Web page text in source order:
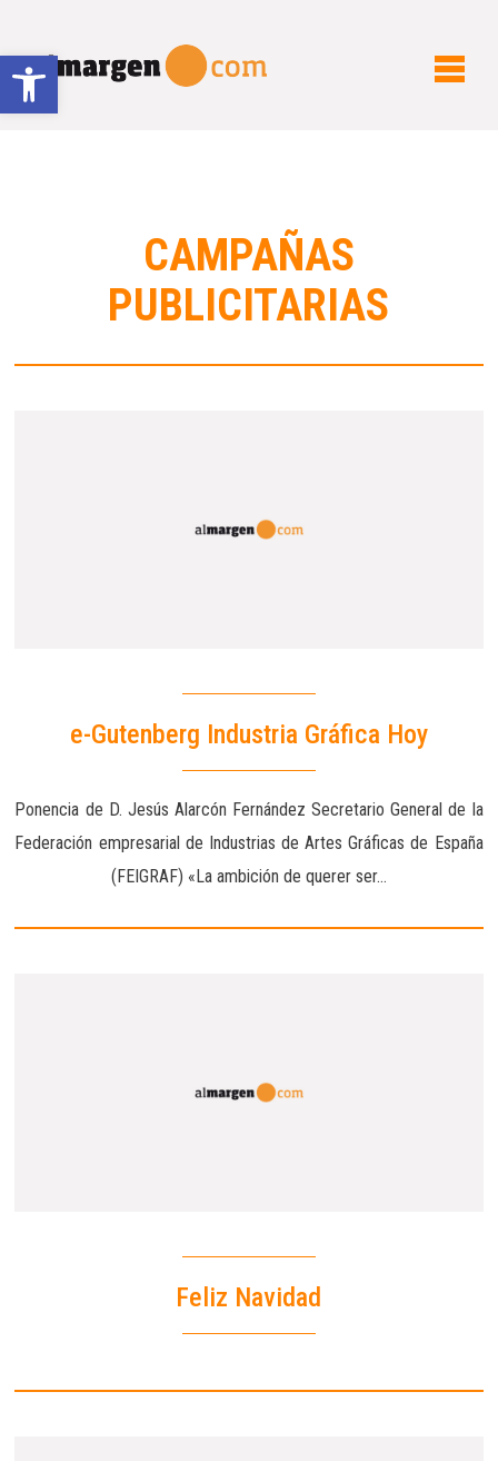
Abrir barra de herramientas
CAMPAÑAS
PUBLICITARIAS
e-Gutenberg Industria Gráfica Hoy
Ponencia de D. Jesús Alarcón Fernández Secretario General de la
Federación empresarial de Industrias de Artes Gráficas de España
(FEIGRAF) «La ambición de querer ser…
Feliz Navidad